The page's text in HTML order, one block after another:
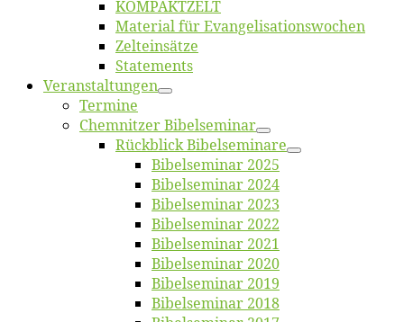
KOMPAKTZELT
Ma­te­ri­al für Evangelisationswochen
Zelt­ein­sät­ze
State­ments
Ver­an­stal­tun­gen
Ter­mi­ne
Chemnit­zer Bibelseminar
Rück­blick Bibelseminare
Bi­bel­se­mi­nar 2025
Bi­bel­se­mi­nar 2024
Bi­bel­se­mi­nar 2023
Bi­bel­se­mi­nar 2022
Bi­bel­se­mi­nar 2021
Bi­bel­se­mi­nar 2020
Bi­bel­se­mi­nar 2019
Bi­bel­se­mi­nar 2018